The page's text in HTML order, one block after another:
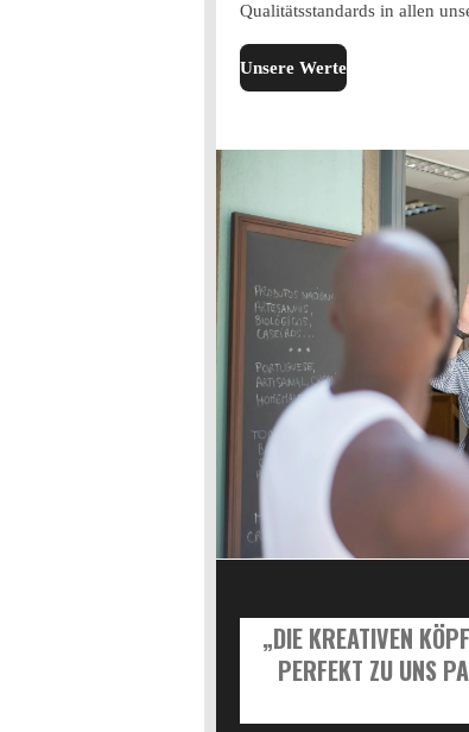
Qualitätsstandards in allen
Unsere Werte
„DIE KREATIVEN
PERFEKT ZU UNS